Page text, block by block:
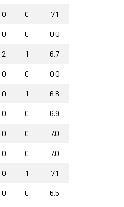
0 0 7.1
0 0 0.0
2 1 6.7
0 0 0.0
0 1 6.8
0 0 6.9
0 0 7.0
0 0 7.0
0 1 7.1
0 0 6.5